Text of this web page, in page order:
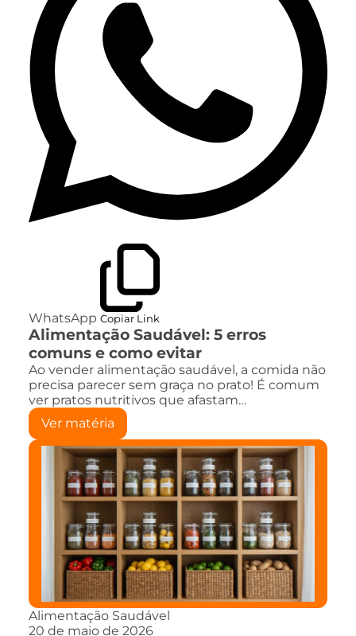
WhatsApp Copiar Link
Alimentação Saudável: 5 erros
comuns e como evitar
Ao vender alimentação saudável, a comida não
precisa parecer sem graça no prato! É comum
ver pratos nutritivos que afastam…
Ver matéria
Alimentação Saudável
20 de maio de 2026